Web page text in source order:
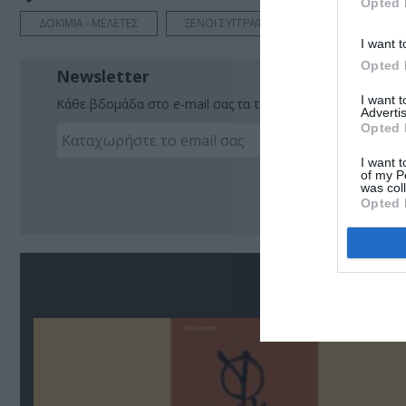
I want
Opted
I want
Opted
I want
of my
was
Opted
ΔΟΚΙΜΙΑ - ΜΕΛΕΤΕΣ ΞΕΝΟΙ ΣΥΓΓΡΑΦΕΙΣ
Newsletter
Κάθε βδομάδα στο e-mail σας τα τελευταία νέα για την